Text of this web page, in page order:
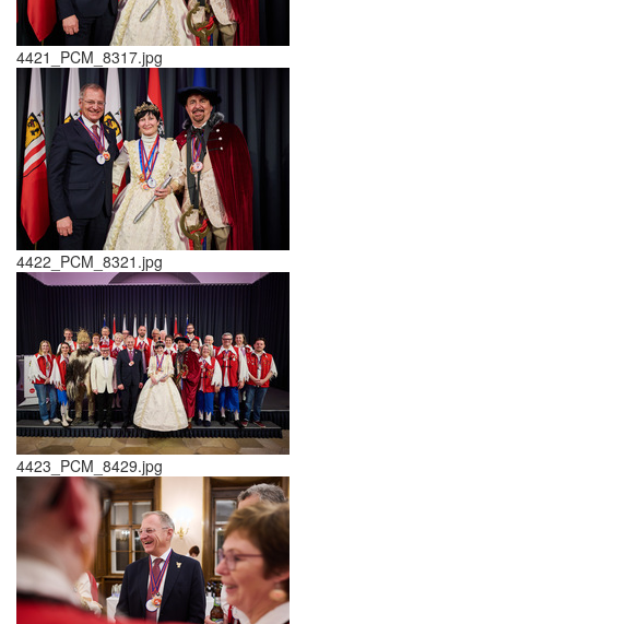
4421_PCM_8317.jpg
4422_PCM_8321.jpg
4423_PCM_8429.jpg